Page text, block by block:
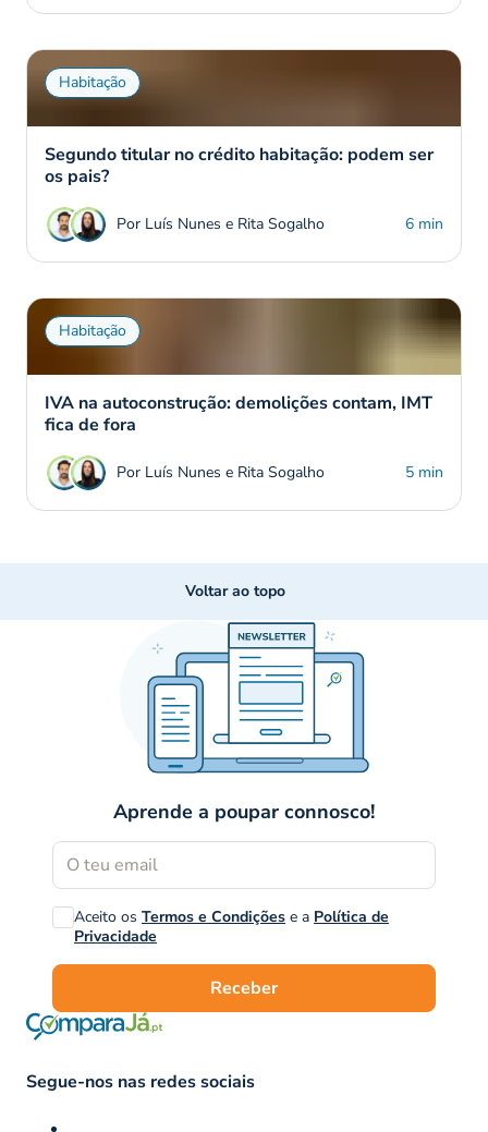
Habitação
Segundo titular no crédito habitação: podem ser
os pais?
Por Luís Nunes e Rita Sogalho 6 min
Habitação
IVA na autoconstrução: demolições contam, IMT
fica de fora
Por Luís Nunes e Rita Sogalho 5 min
Voltar ao topo
Aprende a poupar connosco!
Aceito os Termos e Condições e a Política de
Privacidade
Receber
Segue-nos nas redes sociais